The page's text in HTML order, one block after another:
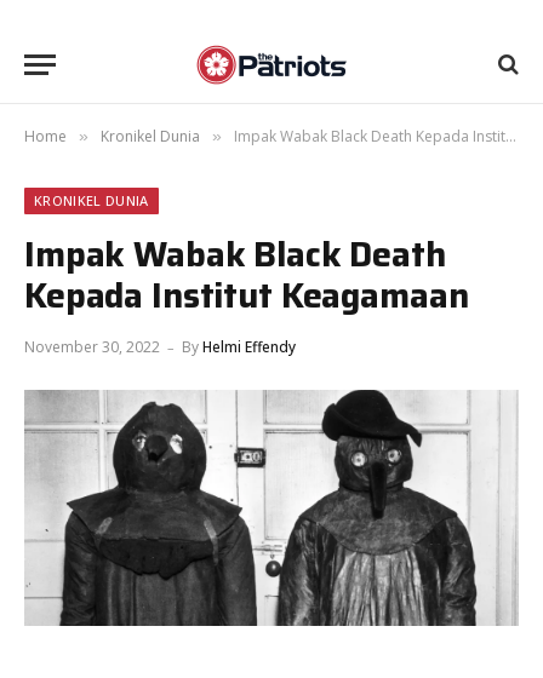
Home » Kronikel Dunia » Impak Wabak Black Death Kepada Institut Keagamaan
KRONIKEL DUNIA
Impak Wabak Black Death
Kepada Institut Keagamaan
November 30, 2022 ByHelmi Effendy